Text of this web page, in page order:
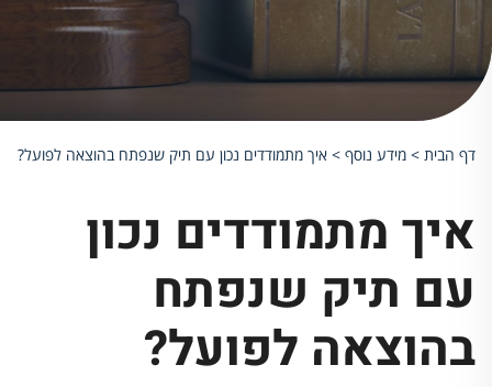
דף הבית > מידע נוסף > איך מתמודדים נכון עם תיק שנפתח בהוצאה לפועל?
איך מתמודדים נכון
עם תיק שנפתח
בהוצאה לפועל?